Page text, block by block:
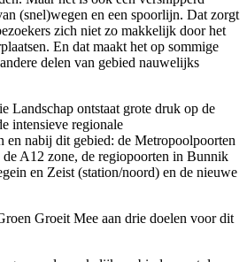
(snel)wegen en een spoorlijn. Dat zorgt
zich niet zo makkelijk door het
En dat maakt het op sommige
delen van gebied nauwelijks
Landschap ontstaat grote druk op de
intensieve regionale
en nabij dit gebied: de Metropoolpoorten
A12 zone, de regiopoorten in Bunnik
en Zeist (station/noord) en de nieuwe
Groeit Mee aan drie doelen voor dit